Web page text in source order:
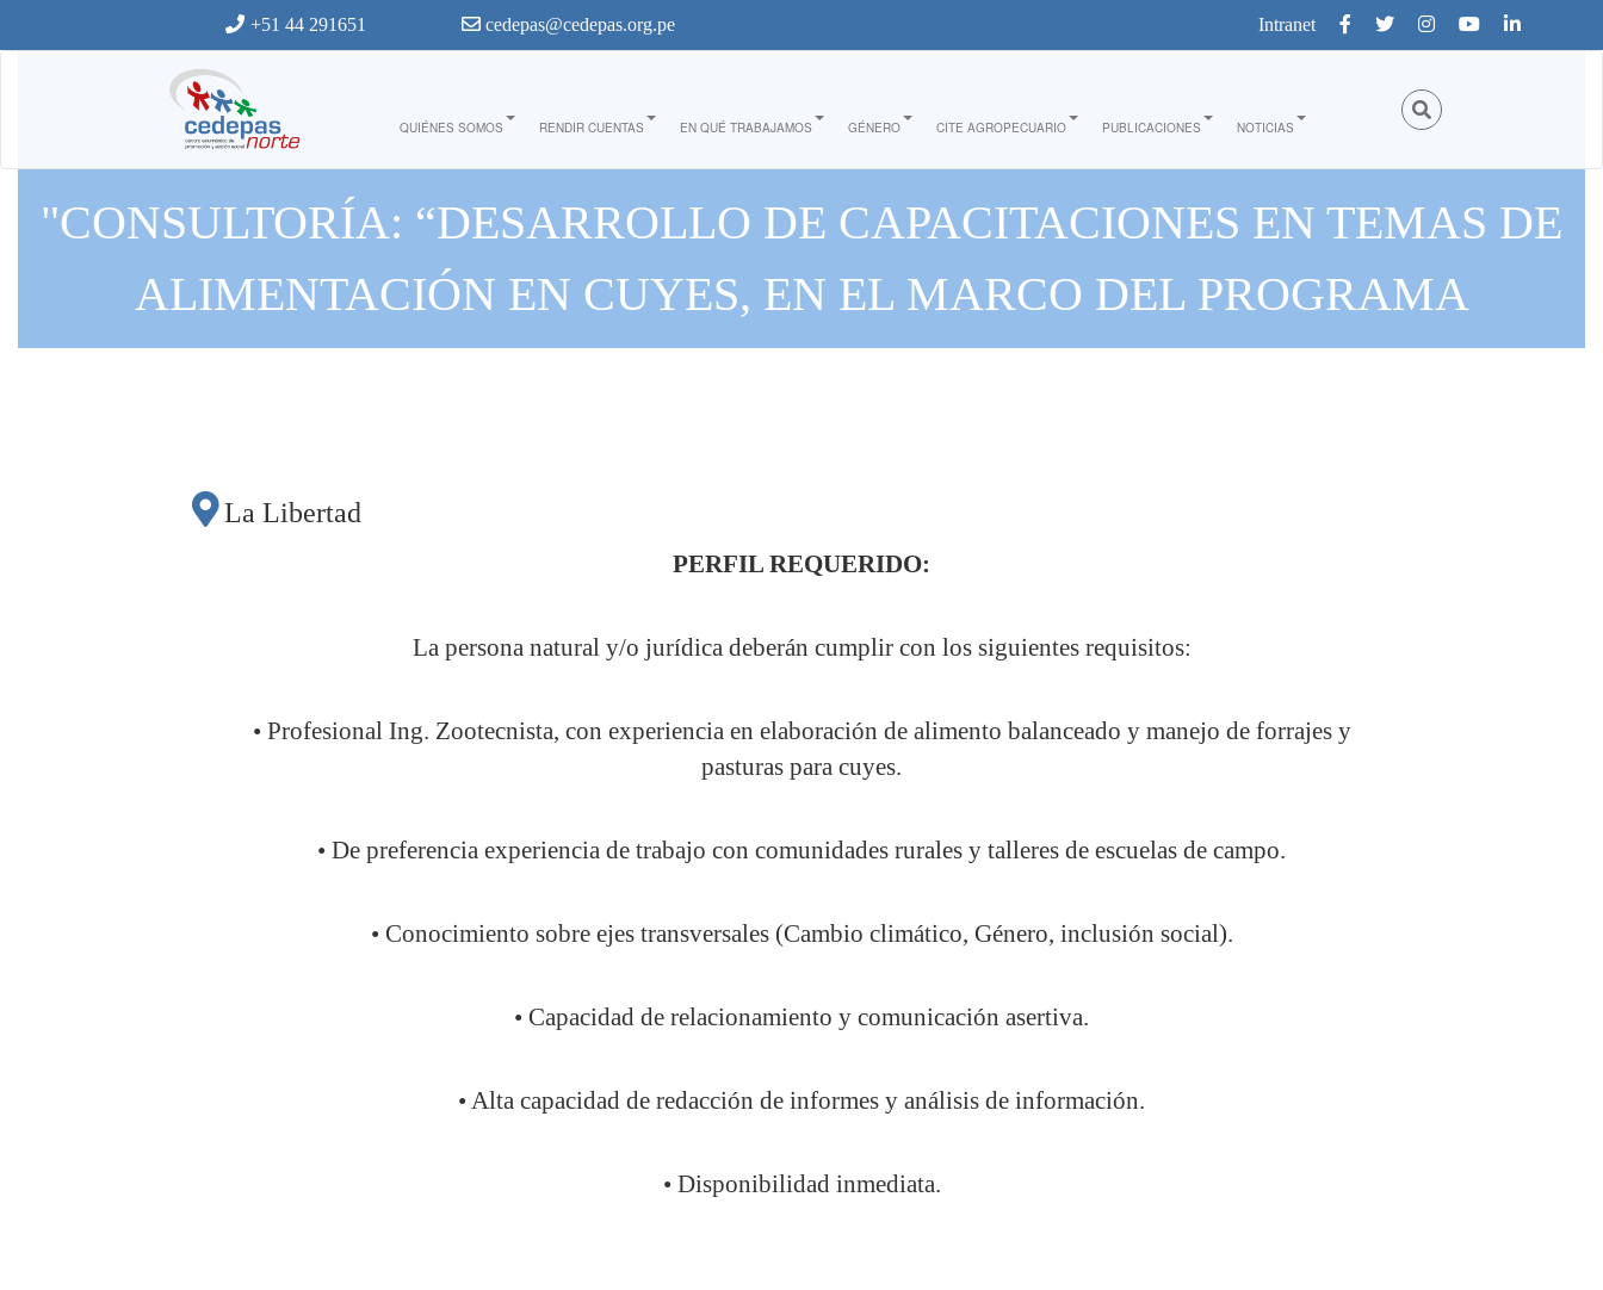
+51 44 291651 cedepas@cedepas.org.pe Intranet
QUIÉNES SOMOS RENDIR CUENTAS EN QUÉ TRABAJAMOS GÉNERO CITE AGROPECUARIO PUBLICACIONES NOTICIAS
"CONSULTORÍA: “DESARROLLO DE CAPACITACIONES EN TEMAS DE
ALIMENTACIÓN EN CUYES, EN EL MARCO DEL PROGRAMA
“INICIATIVAS INNOVADORAS PARA EL FORTALECIMIENTO DE LAS
La Libertad
PERFIL REQUERIDO:
La persona natural y/o jurídica deberán cumplir con los siguientes requisitos:
• Profesional Ing. Zootecnista, con experiencia en elaboración de alimento balanceado y manejo de forrajes y
pasturas para cuyes.
• De preferencia experiencia de trabajo con comunidades rurales y talleres de escuelas de campo.
• Conocimiento sobre ejes transversales (Cambio climático, Género, inclusión social).
• Capacidad de relacionamiento y comunicación asertiva.
• Alta capacidad de redacción de informes y análisis de información.
• Disponibilidad inmediata.